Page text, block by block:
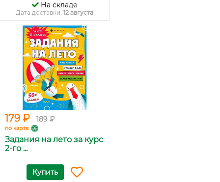
На складе
Дата доставки: 12 августа
179 ₽ 189 ₽
по карте
Задания на лето за курс
2-го ...
Купить